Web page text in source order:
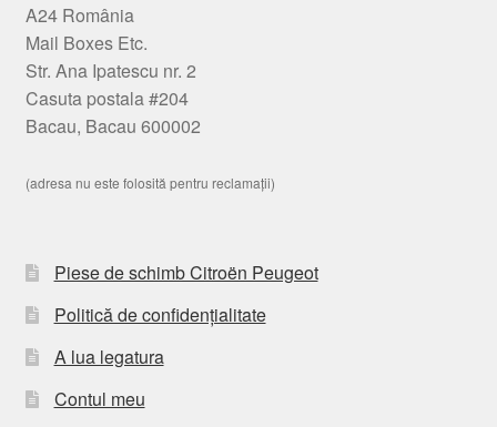
A24 România
Mail Boxes Etc.
Str. Ana Ipatescu nr. 2
Casuta postala #204
Bacau, Bacau 600002
(adresa nu este folosită pentru reclamații)
Piese de schimb Citroën Peugeot
Politică de confidențialitate
A lua legatura
Contul meu